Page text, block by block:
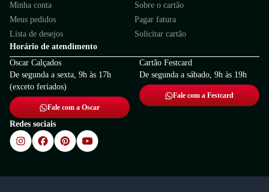
Minha conta
Meus pedidos
Lista de desejos
Sobre o cartão
Pagar fatura
Solicitar cartão
Horário de atendimento
Oscar Calçados
De segunda a sexta, 9h às 17h
(exceto feriados)
Fale com a Oscar
Cartão Festcard
De segunda a sábado, 9h às 19h
Fale com a Festcard
Redes sociais